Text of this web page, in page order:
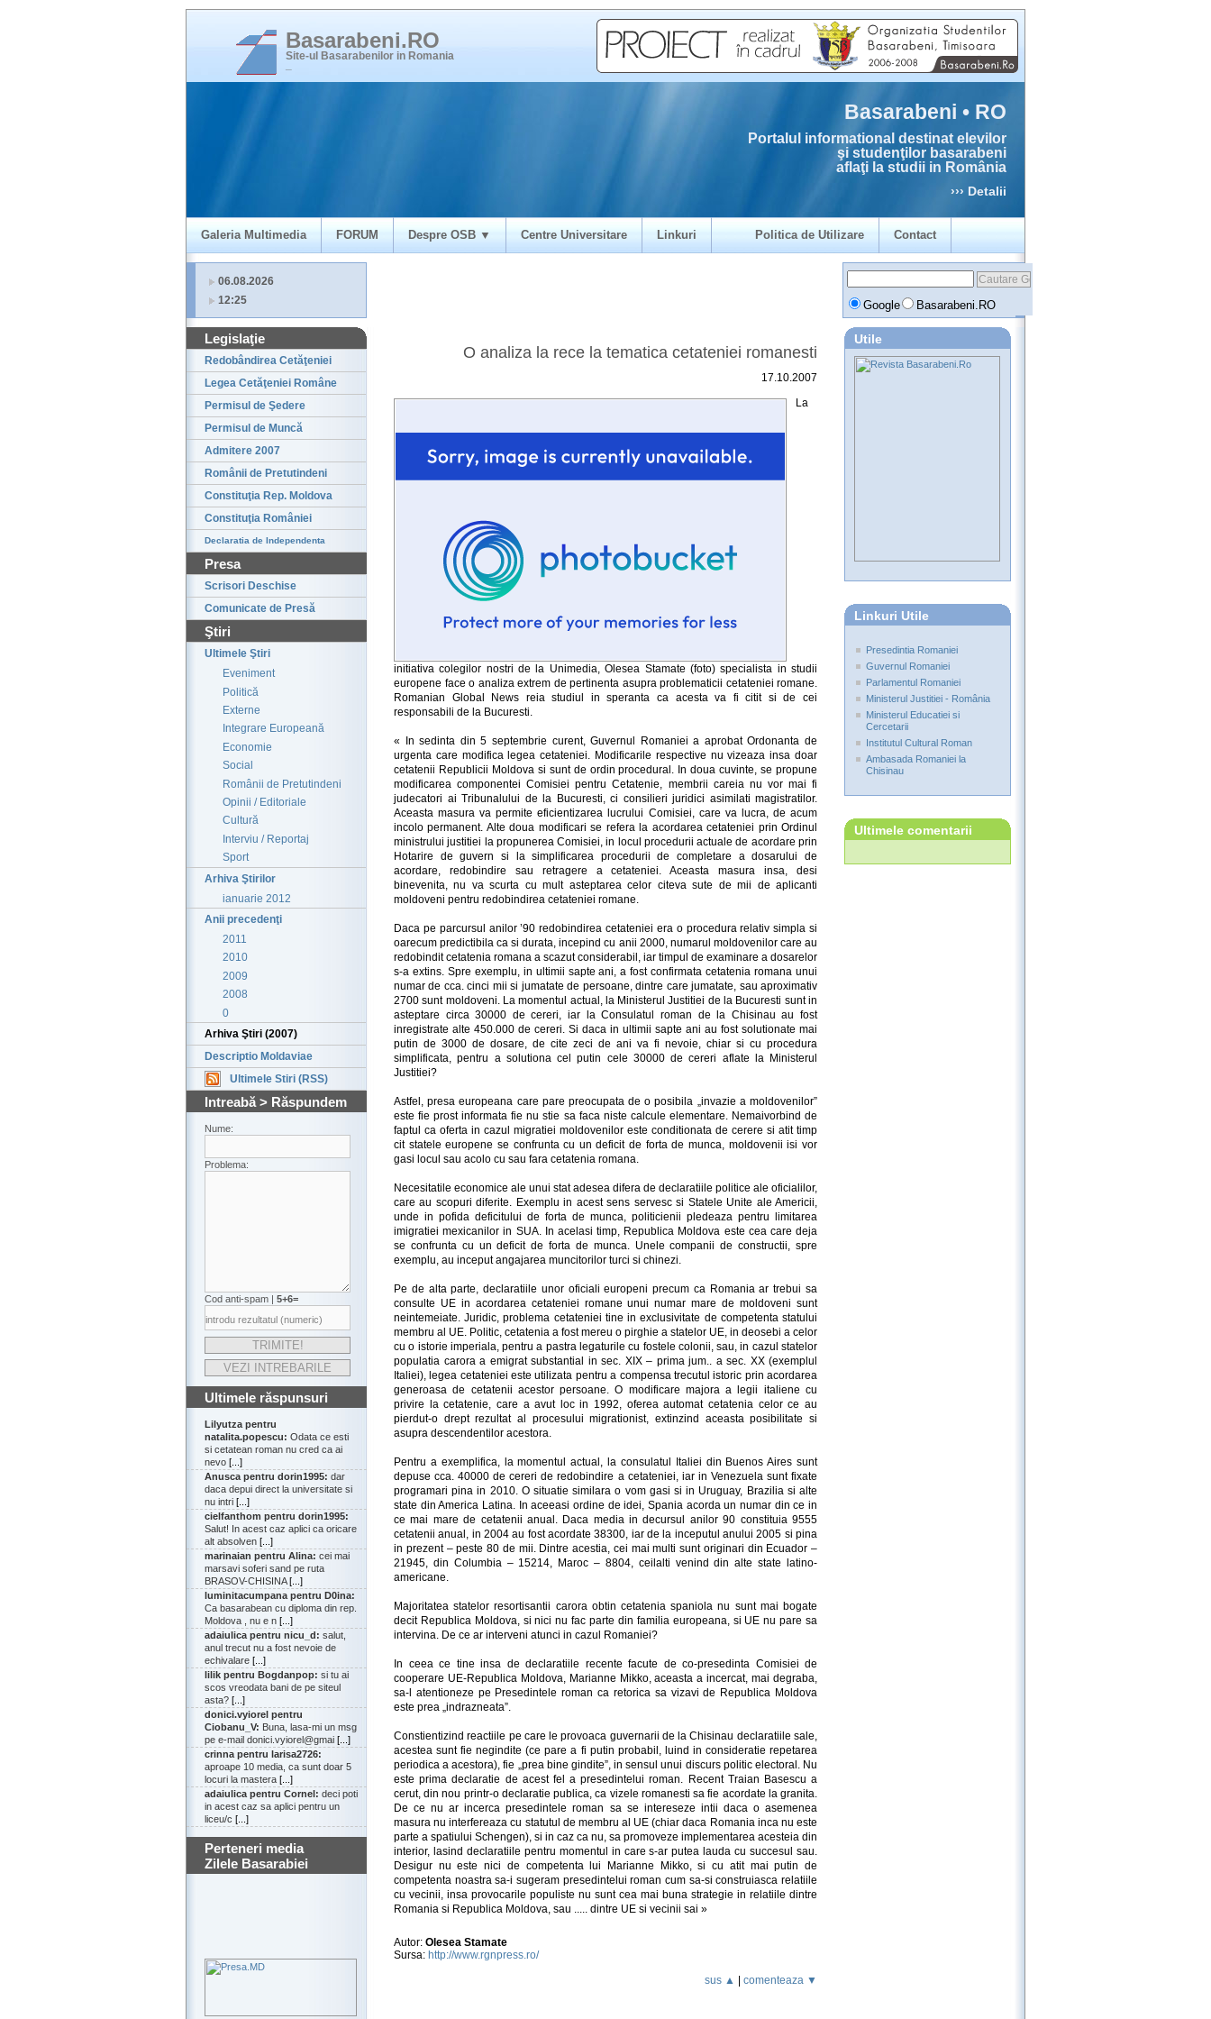
Basarabeni.RO
Site-ul Basarabenilor in Romania
Basarabeni • RO
Portalul informational destinat elevilor
şi studenţilor basarabeni
aflaţi la studii in România
››› Detalii
Galeria Multimedia FORUM Despre OSB ▼ Centre Universitare Linkuri Politica de Utilizare Contact
06.08.2026
12:25
Google Basarabeni.RO
Legislaţie
Redobândirea Cetăţeniei
Legea Cetăţeniei Române
Permisul de Şedere
Permisul de Muncă
Admitere 2007
Românii de Pretutindeni
Constituţia Rep. Moldova
Constituţia României
Declaratia de Independenta
Presa
Scrisori Deschise
Comunicate de Presă
Ştiri
Ultimele Ştiri
Eveniment
Politică
Externe
Integrare Europeană
Economie
Social
Românii de Pretutindeni
Opinii / Editoriale
Cultură
Interviu / Reportaj
Sport
Arhiva Ştirilor
ianuarie 2012
Anii precedenţi
2011
2010
2009
2008
0
Arhiva Ştiri (2007)
Descriptio Moldaviae
Ultimele Stiri (RSS)
Intreabă > Răspundem
Nume:
Problema:
Cod anti-spam | 5+6=
Ultimele răspunsuri
Lilyutza pentru
natalita.popescu: Odata ce esti
si cetatean roman nu cred ca ai
nevo [...]
Anusca pentru dorin1995: dar
daca depui direct la universitate si
nu intri [...]
cielfanthom pentru dorin1995:
Salut! In acest caz aplici ca oricare
alt absolven [...]
marinaian pentru Alina: cei mai
marsavi soferi sand pe ruta
BRASOV-CHISINA[...]
luminitacumpana pentru D0ina:
Ca basarabean cu diploma din rep.
Moldova , nu e n [...]
adaiulica pentru nicu_d: salut,
anul trecut nu a fost nevoie de
echivalare [...]
lilik pentru Bogdanpop: si tu ai
scos vreodata bani de pe siteul
asta? [...]
donici.vyiorel pentru
Ciobanu_V: Buna, lasa-mi un msg
pe e-mail donici.vyiorel@gmai [...]
crinna pentru larisa2726:
aproape 10 media, ca sunt doar 5
locuri la mastera [...]
adaiulica pentru Cornel: deci poti
in acest caz sa aplici pentru un
liceu/c [...]
Perteneri media
Zilele Basarabiei
O analiza la rece la tematica cetateniei romanesti
17.10.2007
La
initiativa colegilor nostri de la Unimedia, Olesea Stamate (foto) specialista in studii
europene face o analiza extrem de pertinenta asupra problematicii cetateniei romane.
Romanian Global News reia studiul in speranta ca acesta va fi citit si de cei
responsabili de la Bucuresti.
« In sedinta din 5 septembrie curent, Guvernul Romaniei a aprobat Ordonanta de
urgenta care modifica legea cetateniei. Modificarile respective nu vizeaza insa doar
cetatenii Republicii Moldova si sunt de ordin procedural. In doua cuvinte, se propune
modificarea componentei Comisiei pentru Cetatenie, membrii careia nu vor mai fi
judecatori ai Tribunalului de la Bucuresti, ci consilieri juridici asimilati magistratilor.
Aceasta masura va permite eficientizarea lucrului Comisiei, care va lucra, de acum
incolo permanent. Alte doua modificari se refera la acordarea cetateniei prin Ordinul
ministrului justitiei la propunerea Comisiei, in locul procedurii actuale de acordare prin
Hotarire de guvern si la simplificarea procedurii de completare a dosarului de
acordare, redobindire sau retragere a cetateniei. Aceasta masura insa, desi
binevenita, nu va scurta cu mult asteptarea celor citeva sute de mii de aplicanti
moldoveni pentru redobindirea cetateniei romane.
Daca pe parcursul anilor ’90 redobindirea cetateniei era o procedura relativ simpla si
oarecum predictibila ca si durata, incepind cu anii 2000, numarul moldovenilor care au
redobindit cetatenia romana a scazut considerabil, iar timpul de examinare a dosarelor
s-a extins. Spre exemplu, in ultimii sapte ani, a fost confirmata cetatenia romana unui
numar de cca. cinci mii si jumatate de persoane, dintre care jumatate, sau aproximativ
2700 sunt moldoveni. La momentul actual, la Ministerul Justitiei de la Bucuresti sunt in
asteptare circa 30000 de cereri, iar la Consulatul roman de la Chisinau au fost
inregistrate alte 450.000 de cereri. Si daca in ultimii sapte ani au fost solutionate mai
putin de 3000 de dosare, de cite zeci de ani va fi nevoie, chiar si cu procedura
simplificata, pentru a solutiona cel putin cele 30000 de cereri aflate la Ministerul
Justitiei?
Astfel, presa europeana care pare preocupata de o posibila „invazie a moldovenilor”
este fie prost informata fie nu stie sa faca niste calcule elementare. Nemaivorbind de
faptul ca oferta in cazul migratiei moldovenilor este conditionata de cerere si atit timp
cit statele europene se confrunta cu un deficit de forta de munca, moldovenii isi vor
gasi locul sau acolo cu sau fara cetatenia romana.
Necesitatile economice ale unui stat adesea difera de declaratiile politice ale oficialilor,
care au scopuri diferite. Exemplu in acest sens servesc si Statele Unite ale Americii,
unde in pofida deficitului de forta de munca, politicienii pledeaza pentru limitarea
imigratiei mexicanilor in SUA. In acelasi timp, Republica Moldova este cea care deja
se confrunta cu un deficit de forta de munca. Unele companii de constructii, spre
exemplu, au inceput angajarea muncitorilor turci si chinezi.
Pe de alta parte, declaratiile unor oficiali europeni precum ca Romania ar trebui sa
consulte UE in acordarea cetateniei romane unui numar mare de moldoveni sunt
neintemeiate. Juridic, problema cetateniei tine in exclusivitate de competenta statului
membru al UE. Politic, cetatenia a fost mereu o pirghie a statelor UE, in deosebi a celor
cu o istorie imperiala, pentru a pastra legaturile cu fostele colonii, sau, in cazul statelor
populatia carora a emigrat substantial in sec. XIX – prima jum.. a sec. XX (exemplul
Italiei), legea cetateniei este utilizata pentru a compensa trecutul istoric prin acordarea
generoasa de cetatenii acestor persoane. O modificare majora a legii italiene cu
privire la cetatenie, care a avut loc in 1992, oferea automat cetatenia celor ce au
pierdut-o drept rezultat al procesului migrationist, extinzind aceasta posibilitate si
asupra descendentilor acestora.
Pentru a exemplifica, la momentul actual, la consulatul Italiei din Buenos Aires sunt
depuse cca. 40000 de cereri de redobindire a cetateniei, iar in Venezuela sunt fixate
programari pina in 2010. O situatie similara o vom gasi si in Uruguay, Brazilia si alte
state din America Latina. In aceeasi ordine de idei, Spania acorda un numar din ce in
ce mai mare de cetatenii anual. Daca media in decursul anilor 90 constituia 9555
cetatenii anual, in 2004 au fost acordate 38300, iar de la inceputul anului 2005 si pina
in prezent – peste 80 de mii. Dintre acestia, cei mai multi sunt originari din Ecuador –
21945, din Columbia – 15214, Maroc – 8804, ceilalti venind din alte state latino-
americane.
Majoritatea statelor resortisantii carora obtin cetatenia spaniola nu sunt mai bogate
decit Republica Moldova, si nici nu fac parte din familia europeana, si UE nu pare sa
intervina. De ce ar interveni atunci in cazul Romaniei?
In ceea ce tine insa de declaratiile recente facute de co-presedinta Comisiei de
cooperare UE-Republica Moldova, Marianne Mikko, aceasta a incercat, mai degraba,
sa-l atentioneze pe Presedintele roman ca retorica sa vizavi de Republica Moldova
este prea „indrazneata”.
Constientizind reactiile pe care le provoaca guvernarii de la Chisinau declaratiile sale,
acestea sunt fie negindite (ce pare a fi putin probabil, luind in consideratie repetarea
periodica a acestora), fie „prea bine gindite”, in sensul unui discurs politic electoral. Nu
este prima declaratie de acest fel a presedintelui roman. Recent Traian Basescu a
cerut, din nou printr-o declaratie publica, ca vizele romanesti sa fie acordate la granita.
De ce nu ar incerca presedintele roman sa se intereseze intii daca o asemenea
masura nu interfereaza cu statutul de membru al UE (chiar daca Romania inca nu este
parte a spatiului Schengen), si in caz ca nu, sa promoveze implementarea acesteia din
interior, lasind declaratiile pentru momentul in care s-ar putea lauda cu succesul sau.
Desigur nu este nici de competenta lui Marianne Mikko, si cu atit mai putin de
competenta noastra sa-i sugeram presedintelui roman cum sa-si construiasca relatiile
cu vecinii, insa provocarile populiste nu sunt cea mai buna strategie in relatiile dintre
Romania si Republica Moldova, sau ..... dintre UE si vecinii sai »
Autor: Olesea Stamate
Sursa: http://www.rgnpress.ro/
sus ▲
comenteaza ▼
Utile
Linkuri Utile
Presedintia Romaniei
Guvernul Romaniei
Parlamentul Romaniei
Ministerul Justitiei - România
Ministerul Educatiei si
Cercetarii
Institutul Cultural Roman
Ambasada Romaniei la
Chisinau
Ultimele comentarii